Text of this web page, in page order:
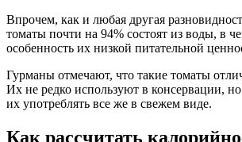
Впрочем, как и любая другая
томаты почти на 94% состоят из воды, в
особенность их низкой питательной
Гурманы отмечают, что такие томаты
Их не редко используют в консервации,
их употреблять все же в свежем виде.
Как рассчитать